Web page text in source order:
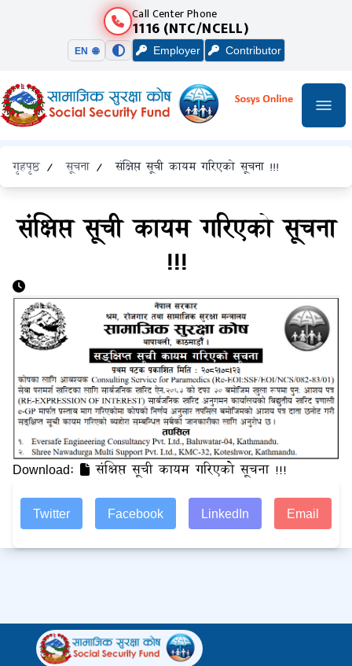
Call Center Phone
1116 (NTC/NCELL)
EN 🌐 Employer Contributor
गृहपृष्ठ / सूचना / संक्षिप्त सूची कायम गरिएको सूचना !!!
संक्षिप्त सूची कायम गरिएको सूचना
!!!
Download: संक्षिप्त सूची कायम गरिएको सूचना !!!
Twitter Facebook LinkedIn Email